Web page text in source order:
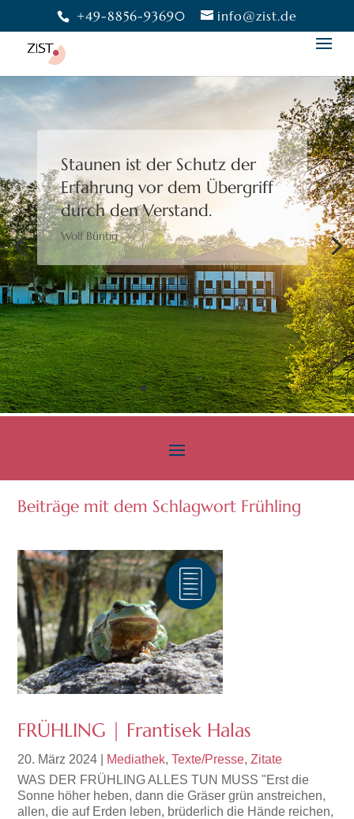
+49-8856-93690 info@zist.de
Staunen ist der Schutz der
Erfahrung vor dem Übergriff
durch den Verstand.
Wolf Büntig
Bewusstheit gibt uns die
Freiheit,eine Wahl zu treffen.
Moshé Feldenkrais
Beiträge mit dem Schlagwort Frühling
FRÜHLING | Frantisek Halas
20. März 2024 Mediathek,Texte/Presse,Zitate
WAS DER FRÜHLING ALLES TUN MUSS "Erst die
Sonne höher heben, dann die Gräser grün anstreichen,
allen, die auf Erden leben, brüderlich die Hände reichen,